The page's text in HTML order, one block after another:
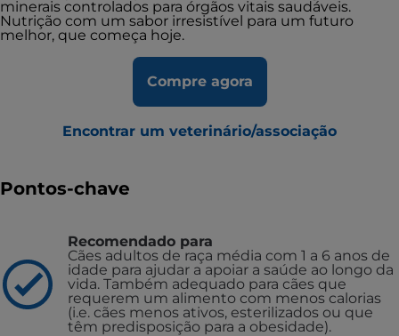
minerais controlados para órgãos vitais saudáveis.
Nutrição com um sabor irresistível para um futuro
melhor, que começa hoje.
Compre agora
Encontrar um veterinário/associação
Pontos-chave
Recomendado para
Cães adultos de raça média com 1 a 6 anos de
idade para ajudar a apoiar a saúde ao longo da
vida. Também adequado para cães que
requerem um alimento com menos calorias
(i.e. cães menos ativos, esterilizados ou que
têm predisposição para a obesidade).